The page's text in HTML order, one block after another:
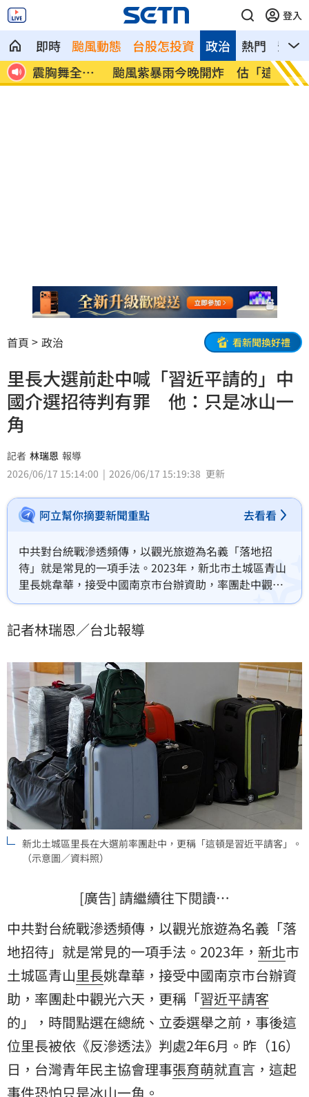
登入
即時 颱風動態 台股怎投資 熱門 影音
政治
颱風紫暴雨今晚開炸 估「這時」解除海
警
傅家
辭
首頁 政治 看新聞換好禮
里長大選前赴中喊「習近平請的」中
國介選招待判有罪 他：只是冰山一
角
記者 林瑞恩 報導
2026/06/17 15:14:00
2026/06/17 15:19:38 更新
阿立幫你摘要新聞重點 去看看
中共對台統戰滲透頻傳，以觀光旅遊為名義「落地招
待」就是常見的一項手法。2023年，新北市土城區青山
里長姚韋華，接受中國南京市台辦資助，率團赴中觀光
六天，更稱「習近平請客的」，時間點選在總統、立委
月。昨（16）日，台灣青年民主協會理事張育萌就直
記者林瑞恩／台北報導
新北土城區里長在大選前率團赴中，更稱「這頓是習近平請客」。
（示意圖／資料照）
[廣告] 請繼續往下閱讀…
中共對台統戰滲透頻傳，以觀光旅遊為名義「落
地招待」就是常見的一項手法。2023年， 新北市
土城區青山里長姚韋華，接受中國南京市台辦資
助，率團赴中觀光六天，更稱「習近平請客
的」，時間點選在總統、立委選舉之前，事後這
位里長被依《反滲透法》判處2年6月。昨（16）
日，台灣青年民主協會理事張育萌就直言，這起
事件恐怕只是冰山一角。